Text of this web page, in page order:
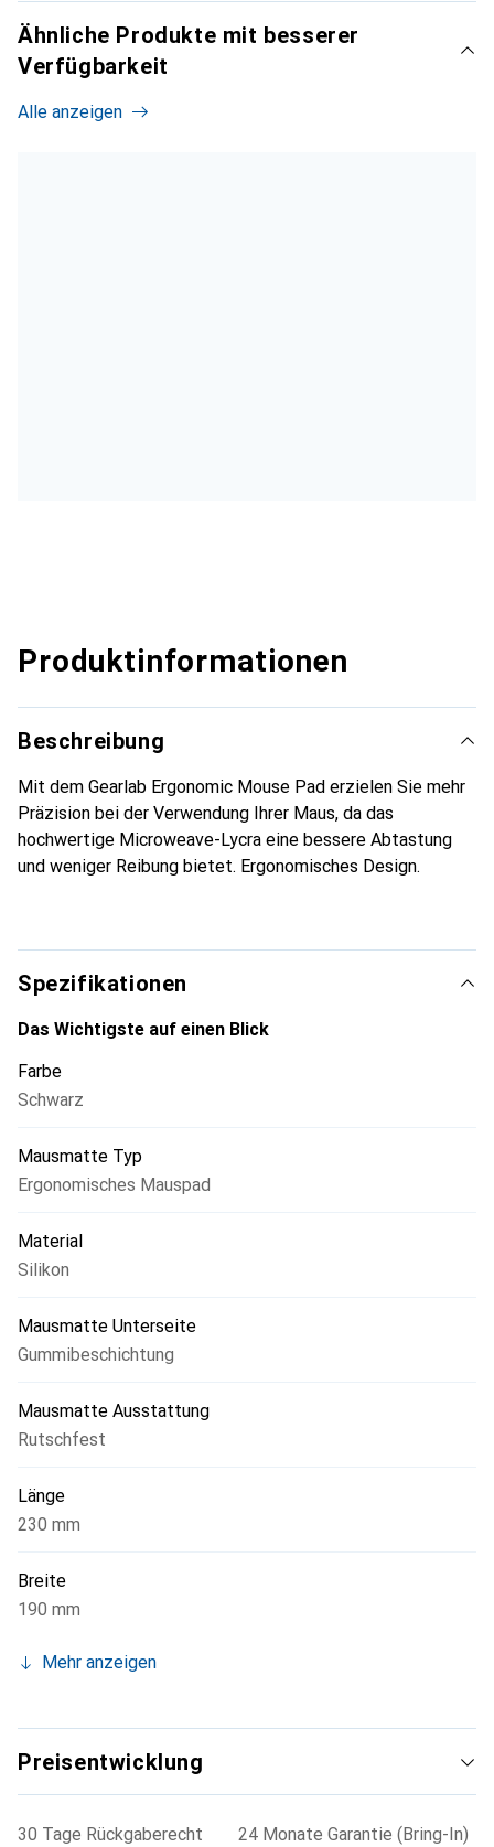
Ähnliche Produkte mit besserer
Verfügbarkeit
Alle anzeigen
Produktinformationen
Beschreibung
Mit dem Gearlab Ergonomic Mouse Pad erzielen Sie mehr
Präzision bei der Verwendung Ihrer Maus, da das
hochwertige Microweave-Lycra eine bessere Abtastung
und weniger Reibung bietet. Ergonomisches Design.
Spezifikationen
Das Wichtigste auf einen Blick
Farbe
Schwarz
Mausmatte Typ
Ergonomisches Mauspad
Material
Silikon
Mausmatte Unterseite
Gummibeschichtung
Mausmatte Ausstattung
Rutschfest
Länge
230 mm
Breite
190 mm
Mehr anzeigen
Preisentwicklung
30 Tage Rückgaberecht
24 Monate Garantie (Bring-In)